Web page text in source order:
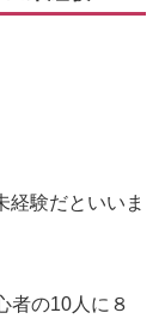
経験だといいま
者の10人に８